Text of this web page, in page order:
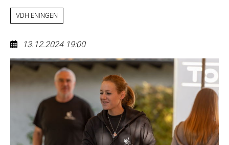
VDH ENINGEN
13.12.2024 19:00
Jahresabschlussfeier